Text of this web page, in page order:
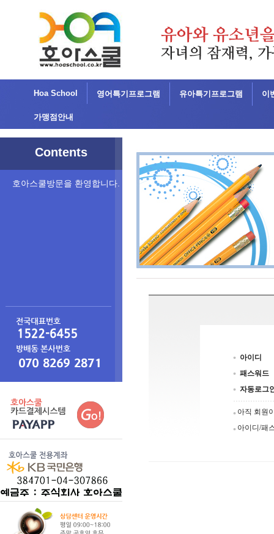
Hoa School 영어특기프로그램 유아특기프로그램 이
가맹점안내
Contents
호아스쿨방문을 환영합니다.
아이디
패스워드
자동로그
아직 회원
아이디/패